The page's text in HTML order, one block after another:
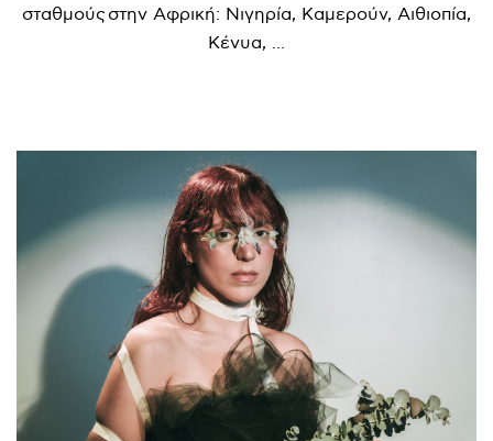
σταθμούς στην Αφρική: Νιγηρία, Καμερούν, Αιθιοπία,
Κένυα, ...